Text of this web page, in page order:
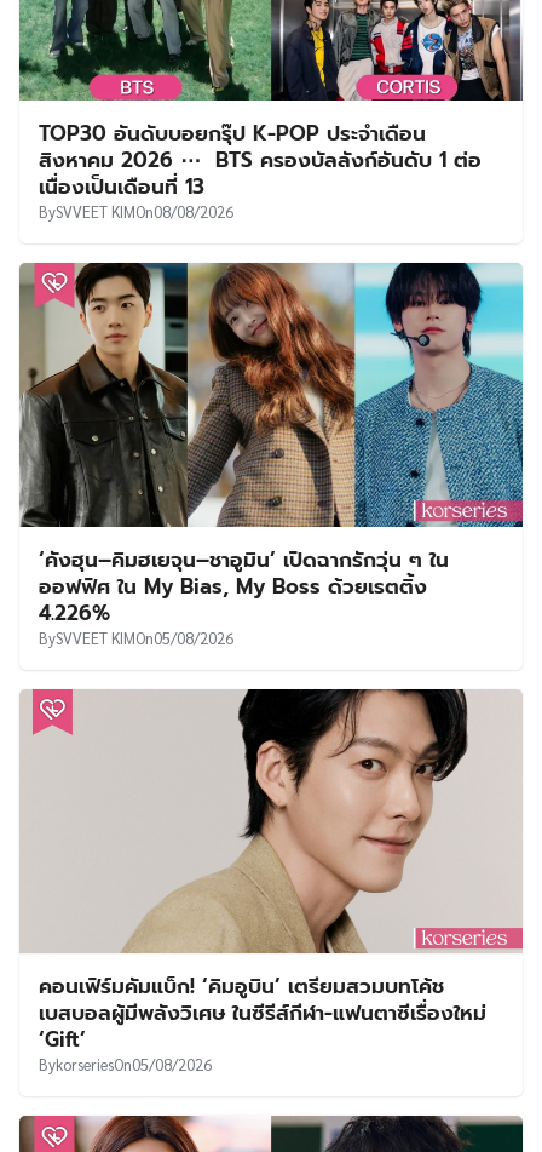
TOP30 อันดับบอยกรุ๊ป K-POP ประจำเดือน
สิงหาคม 2026 ⋯ BTS ครองบัลลังก์อันดับ 1 ต่อ
เนื่องเป็นเดือนที่ 13
BySVVEET KIMOn08/08/2026
‘คังฮุน–คิมฮเยจุน–ชาอูมิน’ เปิดฉากรักวุ่น ๆ ใน
ออฟฟิศ ใน My Bias, My Boss ด้วยเรตติ้ง
4.226%
BySVVEET KIMOn05/08/2026
คอนเฟิร์มคัมแบ็ก! ‘คิมอูบิน’ เตรียมสวมบทโค้ช
เบสบอลผู้มีพลังวิเศษ ในซีรีส์กีฬา-แฟนตาซีเรื่องใหม่
‘Gift’
BykorseriesOn05/08/2026